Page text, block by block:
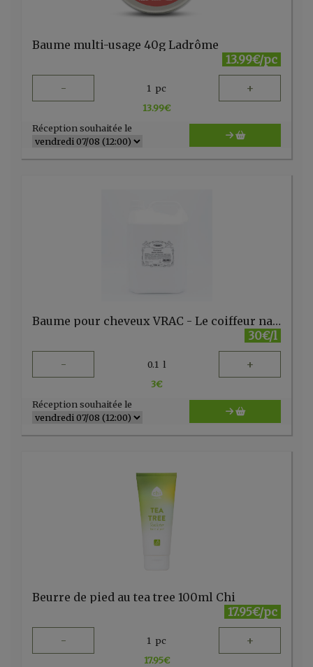
Baume multi-usage 40g Ladrôme
13.99€/pc
- 1 pc +
13.99€
Réception souhaitée le
Baume pour cheveux VRAC - Le coiffeur naturel
30€/l
- 0.1 l +
3€
Réception souhaitée le
Beurre de pied au tea tree 100ml Chi
17.95€/pc
- 1 pc +
17.95€